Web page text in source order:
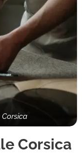
Corsica